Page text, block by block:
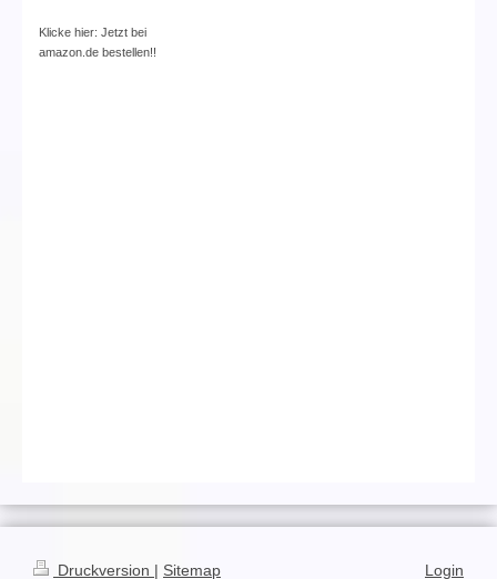
Klicke hier: Jetzt bei
amazon.de bestellen!!
Druckversion | Sitemap Login